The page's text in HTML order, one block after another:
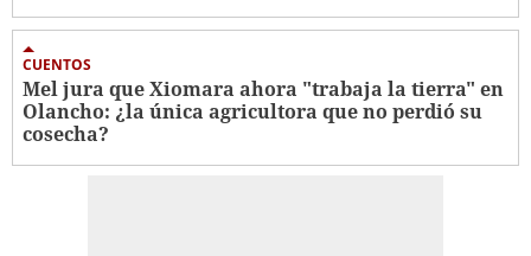
CUENTOS
Mel jura que Xiomara ahora "trabaja la tierra" en
Olancho: ¿la única agricultora que no perdió su
cosecha?